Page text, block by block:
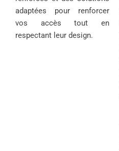
adaptées pour renforcer
vos accès tout en
respectant leur design.